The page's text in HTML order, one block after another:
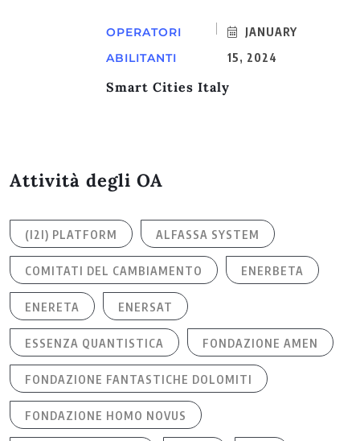
OPERATORI
ABILITANTI
JANUARY
15, 2024
Smart Cities Italy
Attività degli OA
(I2I) PLATFORM ALFASSA SYSTEM
COMITATI DEL CAMBIAMENTO ENERBETA
ENERETA ENERSAT
ESSENZA QUANTISTICA FONDAZIONE AMEN
FONDAZIONE FANTASTICHE DOLOMITI
FONDAZIONE HOMO NOVUS